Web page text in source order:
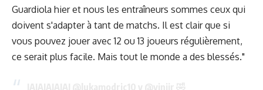
Guardiola hier et nous les entraîneurs sommes ceux qui
doivent s'adapter à tant de matchs. Il est clair que si
vous pouvez jouer avec 12 ou 13 joueurs régulièrement,
ce serait plus facile. Mais tout le monde a des blessés."